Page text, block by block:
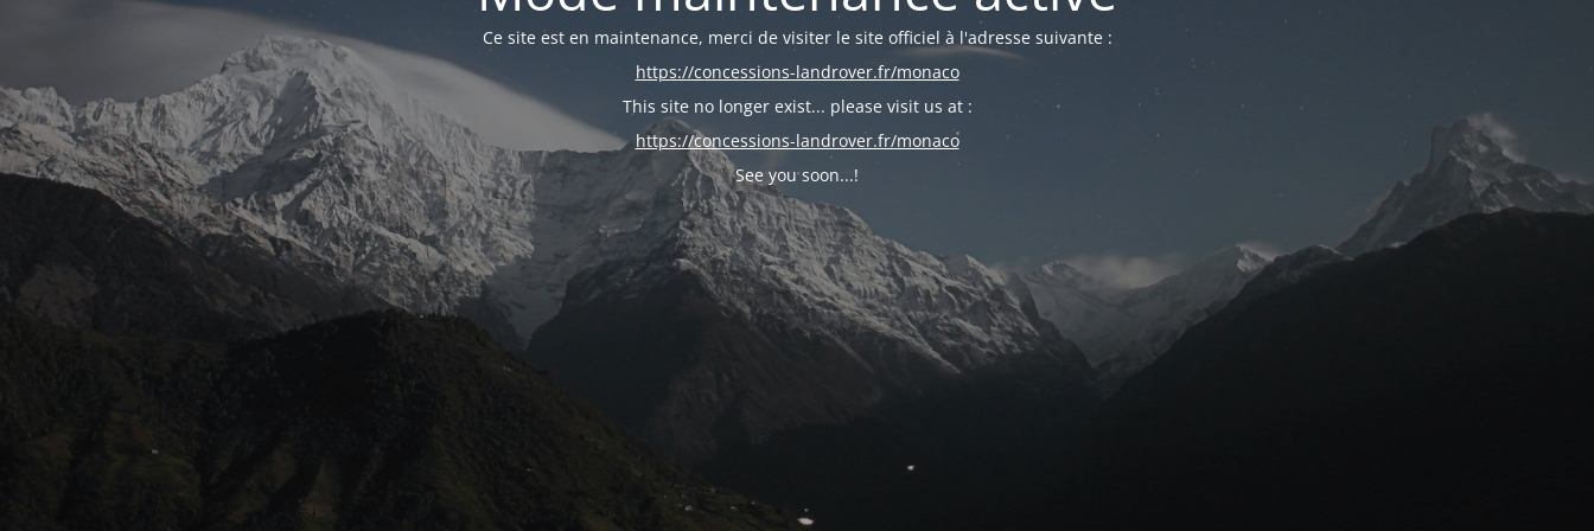
Ce site est en maintenance, merci de visiter le site officiel à l'adresse suivante :
https://concessions-landrover.fr/monaco
This site no longer exist... please visit us at :
https://concessions-landrover.fr/monaco
See you soon...!